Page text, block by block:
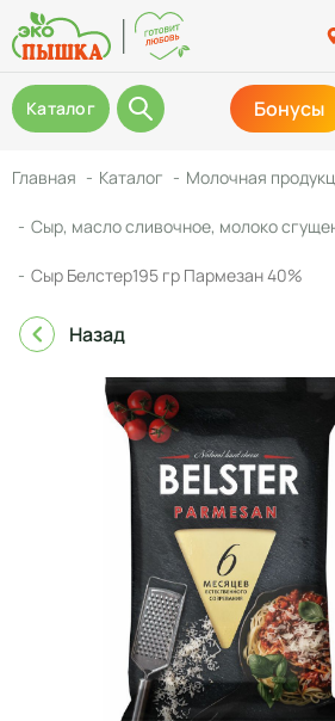
Каталог Бонусы
Главная Каталог Молочная
Сыр, масло сливочное, молоко
Сыр Белстер195 гр Пармезан 40%
Назад